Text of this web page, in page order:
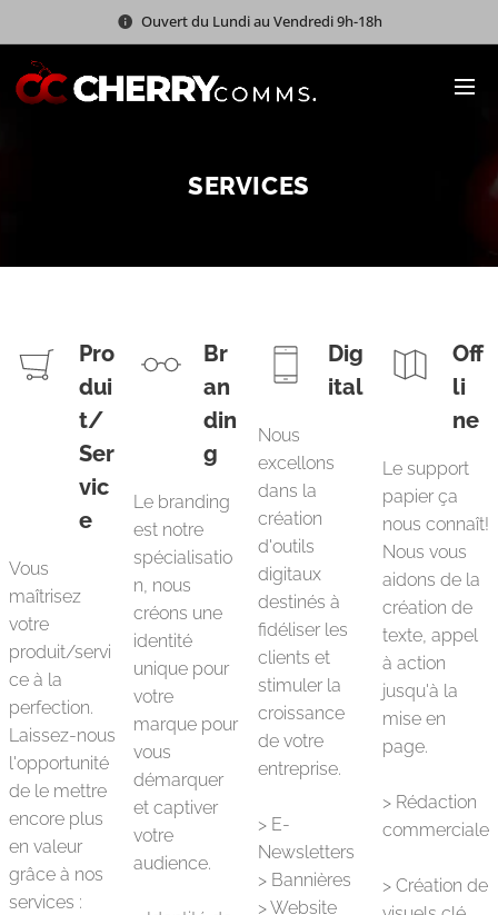
Ouvert du Lundi au Vendredi 9h-18h
SERVICES
Pro
dui
t/
Ser
vic
e
Vous
maîtrisez
votre
produit/servi
ce à la
perfection.
Laissez-nous
l'opportunité
de le mettre
encore plus
en valeur
grâce à nos
services :
Br
an
din
g
Le branding
est notre
spécialisatio
n, nous
créons une
identité
unique pour
votre
marque pour
vous
démarquer
et captiver
votre
audience.
Dig
ital
Nous
excellons
dans la
création
d'outils
digitaux
destinés à
fidéliser les
clients et
stimuler la
croissance
de votre
entreprise.
> E-
Newsletters
> Bannières
> Website
Off
li
ne
Le support
papier ça
nous connaît!
Nous vous
aidons de la
création de
texte, appel
à action
jusqu'à la
mise en
page.
> Rédaction
commerciale
> Création de